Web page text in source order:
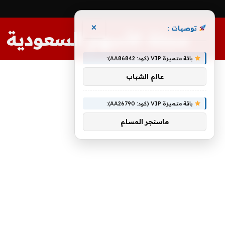
مجلة الأسهم السعودية
توصيات : ×
باقة متميزة VIP (كود: AA86842):
عالم الشباب
باقة متميزة VIP (كود: AA26790):
ماسنجر المسلم